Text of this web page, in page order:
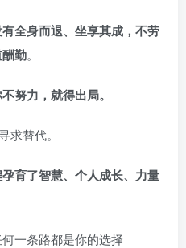
全身而退、坐享其成，不劳
勤。
努力，就得出局。
求替代。
育了智慧、个人成长、力量
一条路都是你的选择